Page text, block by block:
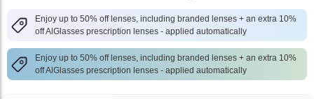
Enjoy up to 50% off lenses, including branded lenses + an extra 10%
off AlGlasses prescription lenses - applied automatically
Enjoy up to 50% off lenses, including branded lenses + an extra 10%
off AlGlasses prescription lenses - applied automatically